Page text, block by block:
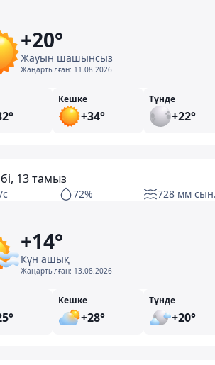
+20°
Жауын шашынсыз
Жаңартылған: 11.08.2026
Кешке
+34°
Түнде
+22°
13 тамыз
72% 728 мм
+14°
Күн ашық
Жаңартылған: 13.08.2026
Кешке
+28°
Түнде
+20°